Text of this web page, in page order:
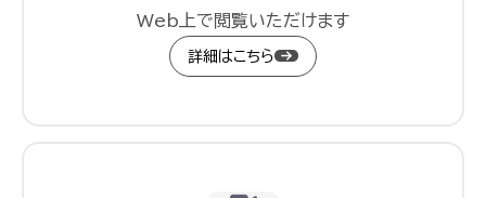
Web上で閲覧いただけます
詳細はこちら